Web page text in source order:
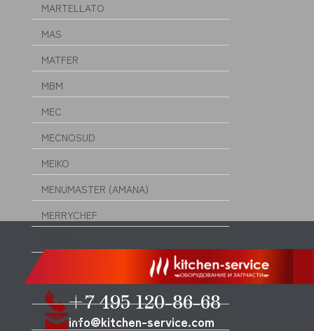
MARTELLATO
MAS
MATFER
MBM
MEC
MECNOSUD
MEIKO
MENUMASTER (AMANA)
MERRYCHEF
MICRODOS
MINERVA
+7 495 120-86-68
info@kitchen-service.com